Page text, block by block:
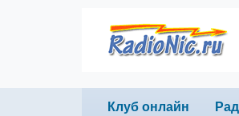
Primary links
Клуб онлайн